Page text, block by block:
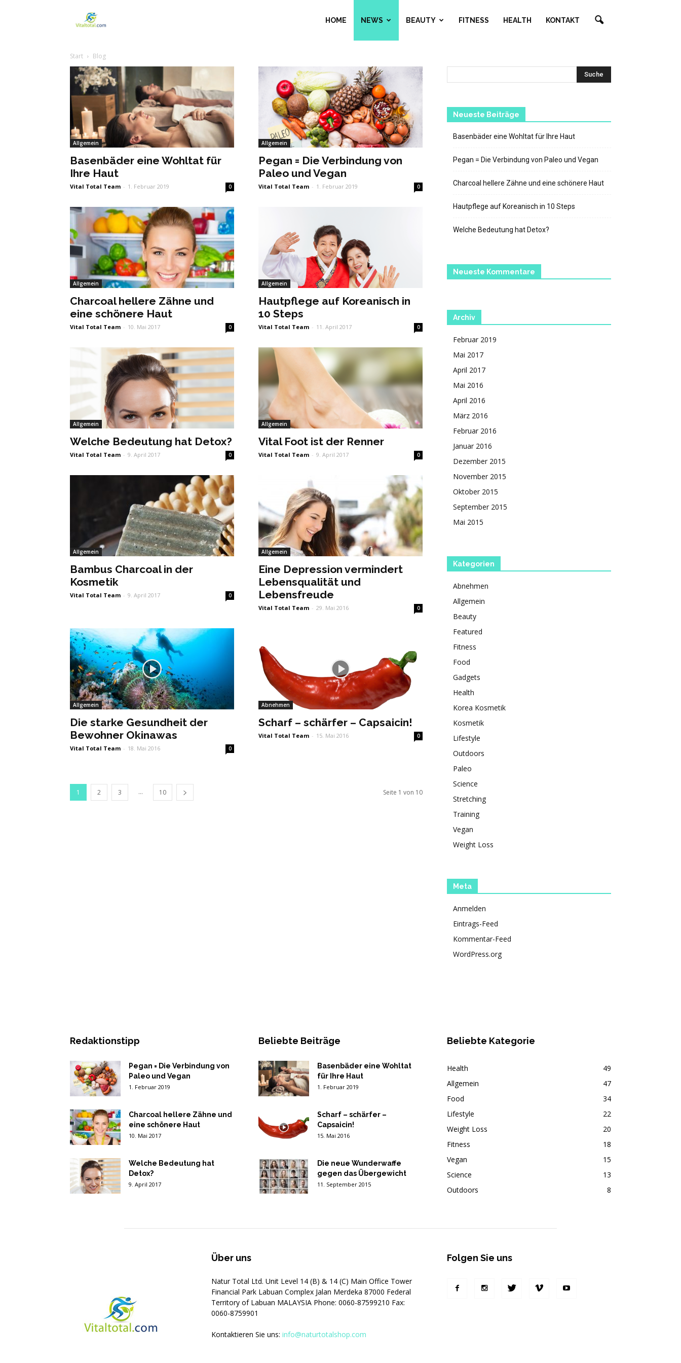
HOME NEWS BEAUTY FITNESS HEALTH KONTAKT
Start Blog
Allgemein
Basenbäder eine Wohltat für
Ihre Haut
Vital Total Team - 1. Februar 2019 0
Allgemein
Pegan = Die Verbindung von
Paleo und Vegan
Vital Total Team - 1. Februar 2019 0
Allgemein
Charcoal hellere Zähne und
eine schönere Haut
Vital Total Team - 10. Mai 2017 0
Allgemein
Hautpflege auf Koreanisch in
10 Steps
Vital Total Team - 11. April 2017 0
Allgemein
Welche Bedeutung hat Detox?
Vital Total Team - 9. April 2017 0
Allgemein
Vital Foot ist der Renner
Vital Total Team - 9. April 2017 0
Allgemein
Bambus Charcoal in der
Kosmetik
Vital Total Team - 9. April 2017 0
Allgemein
Eine Depression vermindert
Lebensqualität und
Lebensfreude
Vital Total Team - 29. Mai 2016 0
Allgemein
Die starke Gesundheit der
Bewohner Okinawas
Vital Total Team - 18. Mai 2016 0
Abnehmen
Scharf – schärfer – Capsaicin!
Vital Total Team - 15. Mai 2016 0
1 2 3 ... 10 Seite 1 von 10
Neueste Beiträge
Basenbäder eine Wohltat für Ihre Haut
Pegan = Die Verbindung von Paleo und Vegan
Charcoal hellere Zähne und eine schönere Haut
Hautpflege auf Koreanisch in 10 Steps
Welche Bedeutung hat Detox?
Neueste Kommentare
Archiv
Februar 2019
Mai 2017
April 2017
Mai 2016
April 2016
März 2016
Februar 2016
Januar 2016
Dezember 2015
November 2015
Oktober 2015
September 2015
Mai 2015
Kategorien
Abnehmen
Allgemein
Beauty
Featured
Fitness
Food
Gadgets
Health
Korea Kosmetik
Kosmetik
Lifestyle
Outdoors
Paleo
Science
Stretching
Training
Vegan
Weight Loss
Meta
Anmelden
Eintrags-Feed
Kommentar-Feed
WordPress.org
Redaktionstipp
Pegan = Die Verbindung von
Paleo und Vegan
1. Februar 2019
Charcoal hellere Zähne und
eine schönere Haut
10. Mai 2017
Welche Bedeutung hat
Detox?
9. April 2017
Beliebte Beiträge
Basenbäder eine Wohltat
für Ihre Haut
1. Februar 2019
Scharf – schärfer –
Capsaicin!
15. Mai 2016
Die neue Wunderwaffe
gegen das Übergewicht
11. September 2015
Beliebte Kategorie
Health
49
Allgemein
47
Food
34
Lifestyle
22
Weight Loss
20
Fitness
18
Vegan
15
Science
13
Outdoors
8
Über uns
Natur Total Ltd. Unit Level 14 (B) & 14 (C) Main Office Tower
Financial Park Labuan Complex Jalan Merdeka 87000 Federal
Territory of Labuan MALAYSIA Phone: 0060-87599210 Fax:
0060-8759901
Kontaktieren Sie uns: info@naturtotalshop.com
Folgen Sie uns